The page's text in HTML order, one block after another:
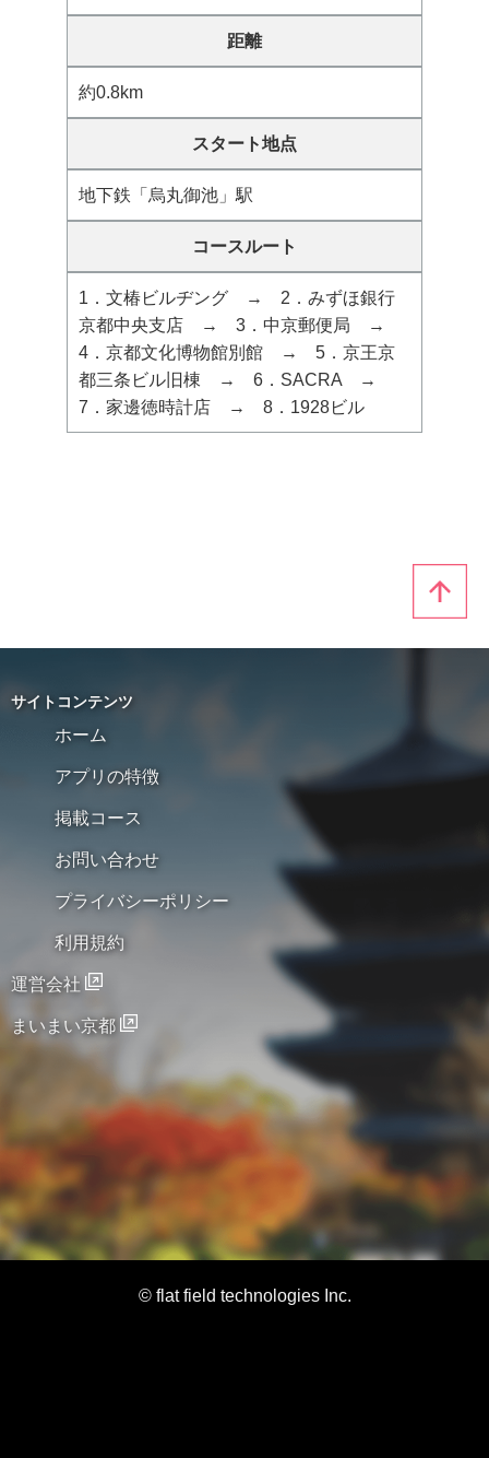
距離
約0.8km
スタート地点
地下鉄「烏丸御池」駅
コースルート
1．文椿ビルヂング → 2．みずほ銀行
京都中央支店 → 3．中京郵便局 →
4．京都文化博物館別館 → 5．京王京
都三条ビル旧棟 → 6．SACRA →
7．家邊徳時計店 → 8．1928ビル
サイトコンテンツ
ホーム
アプリの特徴
掲載コース
お問い合わせ
プライバシーポリシー
利用規約
運営会社
まいまい京都
© flat field technologies Inc.